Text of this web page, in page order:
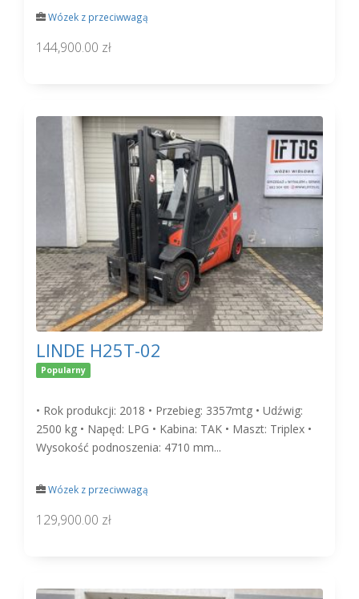
Wózek z przeciwwagą
144,900.00 zł
LINDE H25T-02
Popularny
• Rok produkcji: 2018 • Przebieg: 3357mtg • Udźwig:
2500 kg • Napęd: LPG • Kabina: TAK • Maszt: Triplex •
Wysokość podnoszenia: 4710 mm...
Wózek z przeciwwagą
129,900.00 zł